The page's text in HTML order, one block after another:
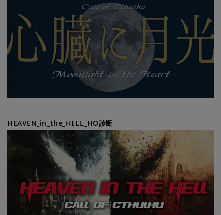
HEAVEN_in_the_HELL_HO診断